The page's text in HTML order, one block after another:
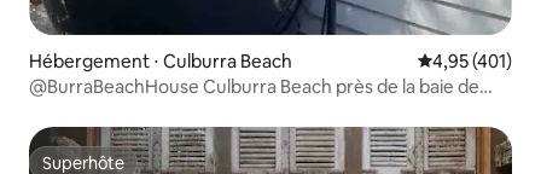
Hébergement ⋅ Culburra Beach Évaluation
4,95 (401)
@BurraBeachHouse Culburra Beach près de la baie de
Superhôte